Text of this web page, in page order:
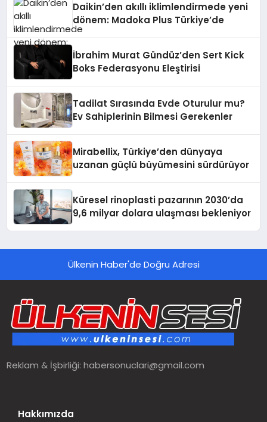
Daikin’den akıllı iklimlendirmede yeni
dönem: Madoka Plus Türkiye’de
İbrahim Murat Gündüz’den Sert Kick
Boks Federasyonu Eleştirisi
Tadilat Sırasında Evde Oturulur mu?
Ev Sahiplerinin Bilmesi Gerekenler
Mirabellix, Türkiye’den dünyaya
uzanan güçlü büyümesini sürdürüyor
Küresel rinoplasti pazarının 2030’da
9,6 milyar dolara ulaşması bekleniyor
Ülkenin Haber'de Doğru Adresi
Reklam & İşbirliği:habersonuclari@gmail.com
Hakkımızda